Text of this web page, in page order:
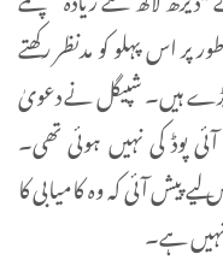
اس پہلو کو مدنظر رکھتے
پڑے ہیں۔ شپیگل نے دعویٰ
پوڈ کی نہیں ہوئی تھی۔
پیش آئی کہ وہ کامیابی کا
نہیں ہے۔